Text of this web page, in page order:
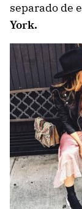
separado de
York.